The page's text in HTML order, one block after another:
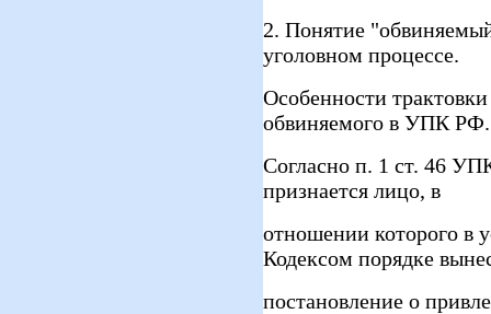
2. Понятие
уголовном процессе.
Особенности
обвиняемого в УПК РФ.
Согласно п. 1 ст. 46
признается лицо, в
отношении которого в
Кодексом порядке
постановление о